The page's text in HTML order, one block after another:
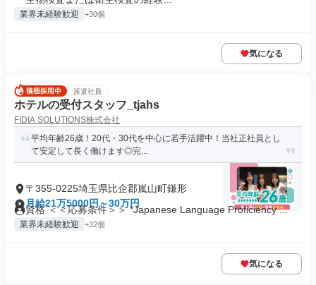
業界未経験歓迎 +30個
気になる
派遣社員
ホテルの受付スタッフ_tjahs
FIDIA SOLUTIONS株式会社
平均年齢26歳！20代・30代を中心に若手活躍中！当社正社員とし
て安定して長く働けます◎完...
〒355-0225埼玉県比企郡嵐山町鎌形
月給21万5000円～30万円
資格 ＜＜応募条件＞＞ *Japanese Language Proficiency ...
業界未経験歓迎 +32個
気になる